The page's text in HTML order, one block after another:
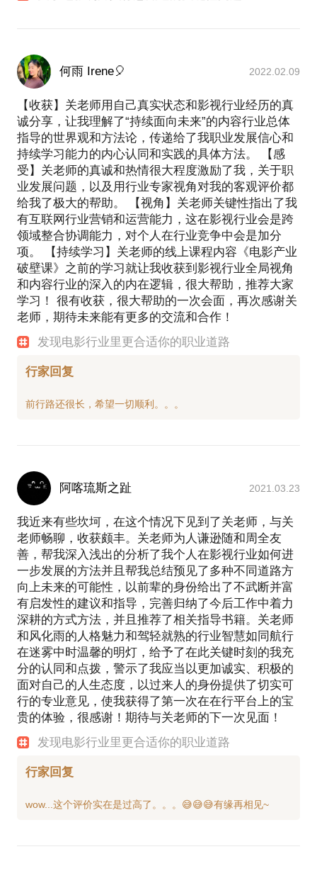
何雨 Irene🎈 2022.02.09
【收获】关老师用自己真实状态和影视行业经历的真
诚分享，让我理解了“持续面向未来”的内容行业总体
指导的世界观和方法论，传递给了我职业发展信心和
持续学习能力的内心认同和实践的具体方法。 【感
受】关老师的真诚和热情很大程度激励了我，关于职
业发展问题，以及用行业专家视角对我的客观评价都
给我了极大的帮助。 【视角】关老师关键性指出了我
有互联网行业营销和运营能力，这在影视行业会是跨
领域整合协调能力，对个人在行业竞争中会是加分
项。 【持续学习】关老师的线上课程内容《电影产业
破壁课》之前的学习就让我收获到影视行业全局视角
和内容行业的深入的内在逻辑，很大帮助，推荐大家
学习！ 很有收获，很大帮助的一次会面，再次感谢关
老师，期待未来能有更多的交流和合作！
发现电影行业里更合适你的职业道路
行家回复
阿喀琉斯之趾 2021.03.23
我近来有些坎坷，在这个情况下见到了关老师，与关
老师畅聊，收获颇丰。关老师为人谦逊随和周全友
善，帮我深入浅出的分析了我个人在影视行业如何进
一步发展的方法并且帮我总结预见了多种不同道路方
向上未来的可能性，以前辈的身份给出了不武断并富
有启发性的建议和指导，完善归纳了今后工作中着力
深耕的方式方法，并且推荐了相关指导书籍。关老师
和风化雨的人格魅力和驾轻就熟的行业智慧如同航行
在迷雾中时温馨的明灯，给予了在此关键时刻的我充
分的认同和点拨，警示了我应当以更加诚实、积极的
面对自己的人生态度，以过来人的身份提供了切实可
行的专业意见，使我获得了第一次在在行平台上的宝
贵的体验，很感谢！期待与关老师的下一次见面！
发现电影行业里更合适你的职业道路
行家回复